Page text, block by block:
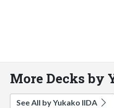
More Decks by
See All by Yukako IIDA